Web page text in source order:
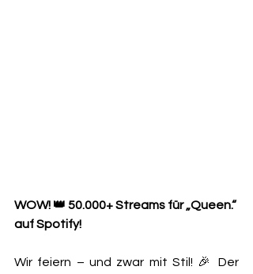
WOW! 👑 50.000+ Streams für „Queen.“
auf Spotify!
Wir feiern – und zwar mit Stil! 🎉 Der